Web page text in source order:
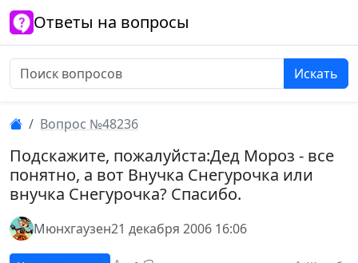
Ответы на вопросы
Искать
Вопрос №48236
Подскажите, пожалуйста:Дед Мороз - все
понятно, а вот Внучка Снегурочка или
внучка Снегурочка? Спасибо.
Мюнхгаузен21 декабря 2006 16:06